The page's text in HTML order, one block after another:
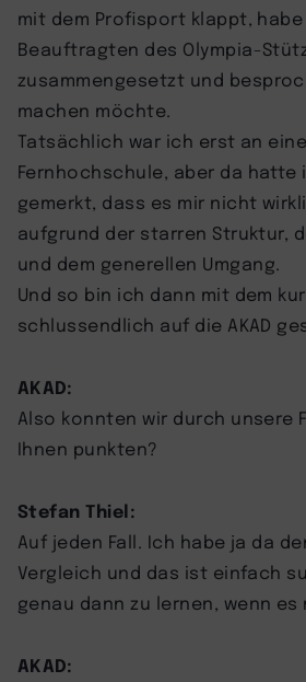
mit dem Profisport klappt,
Beauftragten des Olympia-
zusammengesetzt und
machen möchte.
Tatsächlich war ich erst an
Fernhochschule, aber da hatte
gemerkt, dass es mir nicht
aufgrund der starren Struktur,
und dem generellen Umgang.
Und so bin ich dann mit dem
schlussendlich auf die AKAD
AKAD:
Also konnten wir durch unsere
Ihnen punkten?
Stefan Thiel:
Auf jeden Fall. Ich habe ja da
Vergleich und das ist einfach
genau dann zu lernen, wenn es
AKAD: